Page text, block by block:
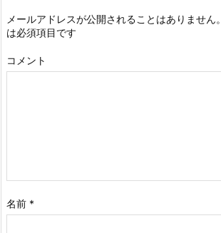
メールアドレスが公開されることはありません。
は必須項目です
コメント
名前 *